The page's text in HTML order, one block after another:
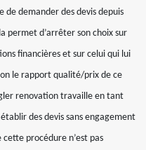
demander des devis depuis
permet d’arrêter son choix sur
financières et sur celui qui lui
le rapport qualité/prix de ce
renovation travaille en tant
des devis sans engagement
procédure n’est pas